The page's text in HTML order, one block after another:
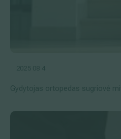
2025 08 4
Gydytojas ortopedas sugriovė